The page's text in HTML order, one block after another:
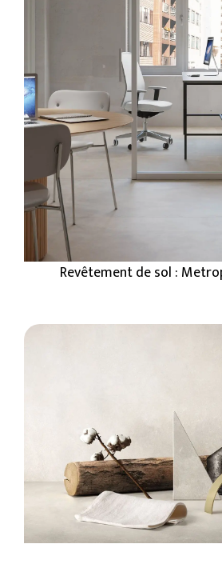
Revêtement de sol :